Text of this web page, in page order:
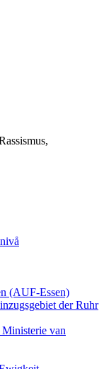
(AUF-Essen)
der Ruhr
van